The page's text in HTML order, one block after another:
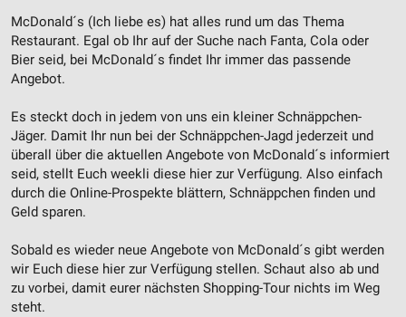
McDonald´s (Ich liebe es) hat alles rund um das Thema
Restaurant. Egal ob Ihr auf der Suche nach Fanta, Cola oder
Bier seid, bei McDonald´s findet Ihr immer das passende
Angebot.
Es steckt doch in jedem von uns ein kleiner Schnäppchen-
Jäger. Damit Ihr nun bei der Schnäppchen-Jagd jederzeit und
überall über die aktuellen Angebote von McDonald´s informiert
seid, stellt Euch weekli diese hier zur Verfügung. Also einfach
durch die Online-Prospekte blättern, Schnäppchen finden und
Geld sparen.
Sobald es wieder neue Angebote von McDonald´s gibt werden
wir Euch diese hier zur Verfügung stellen. Schaut also ab und
zu vorbei, damit eurer nächsten Shopping-Tour nichts im Weg
steht.